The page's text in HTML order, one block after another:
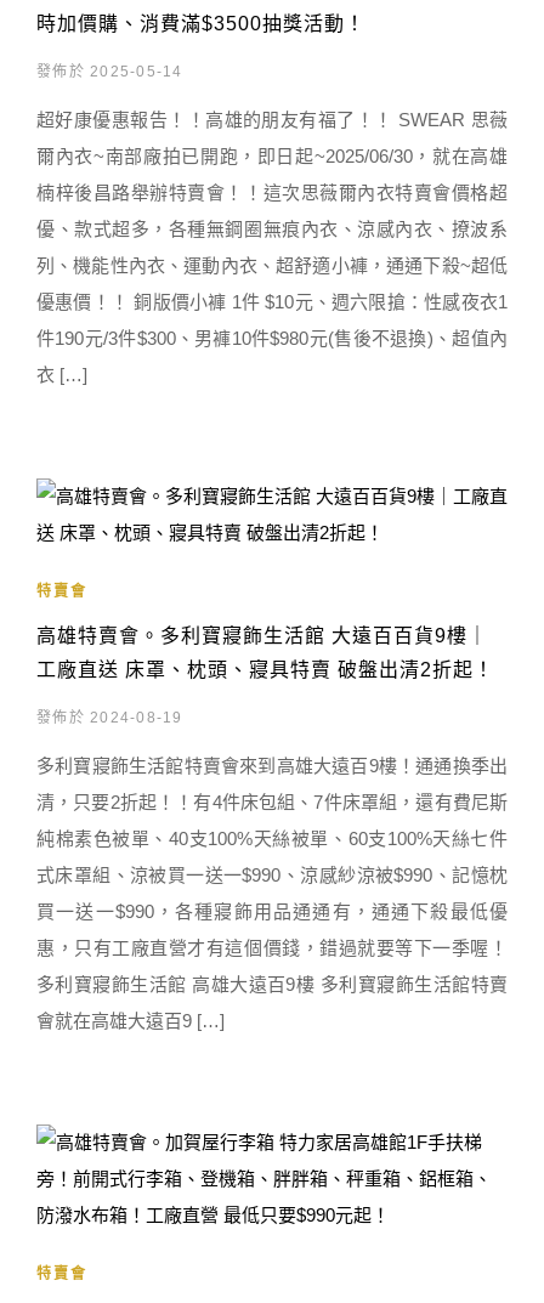
時加價購、消費滿$3500抽獎活動！
發佈於 2025-05-14
超好康優惠報告！！高雄的朋友有福了！！ SWEAR 思薇
爾內衣~南部廠拍已開跑，即日起~2025/06/30，就在高雄
楠梓後昌路舉辦特賣會！！這次思薇爾內衣特賣會價格超
優、款式超多，各種無鋼圈無痕內衣、涼感內衣、撩波系
列、機能性內衣、運動內衣、超舒適小褲，通通下殺~超低
優惠價！！ 銅版價小褲 1件 $10元、週六限搶：性感夜衣1
件190元/3件$300、男褲10件$980元(售後不退換)、超值內
衣 […]
特賣會
高雄特賣會。多利寶寢飾生活館 大遠百百貨9樓｜
工廠直送 床罩、枕頭、寢具特賣 破盤出清2折起！
發佈於 2024-08-19
多利寶寢飾生活館特賣會來到高雄大遠百9樓！通通換季出
清，只要2折起！！有4件床包組、7件床罩組，還有費尼斯
純棉素色被單、40支100%天絲被單、60支100%天絲七件
式床罩組、涼被買一送一$990、涼感紗涼被$990、記憶枕
買一送一$990，各種寢飾用品通通有，通通下殺最低優
惠，只有工廠直營才有這個價錢，錯過就要等下一季喔！
多利寶寢飾生活館 高雄大遠百9樓 多利寶寢飾生活館特賣
會就在高雄大遠百9 […]
特賣會